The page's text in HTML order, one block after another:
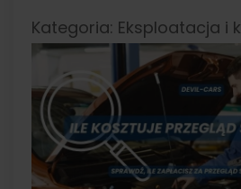
Kategoria: Eksploatacja i